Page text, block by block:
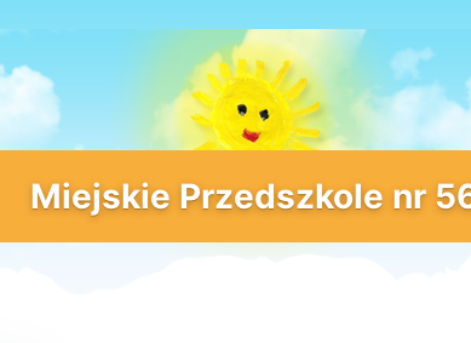
Miejskie Przedszkole nr